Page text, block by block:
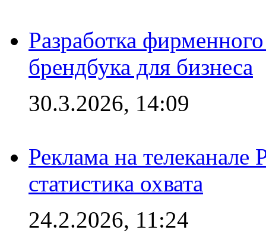
Разработка
брендбука для бизнеса
30.3.2026, 14:09
Реклама на
статистика охвата
24.2.2026, 11:24